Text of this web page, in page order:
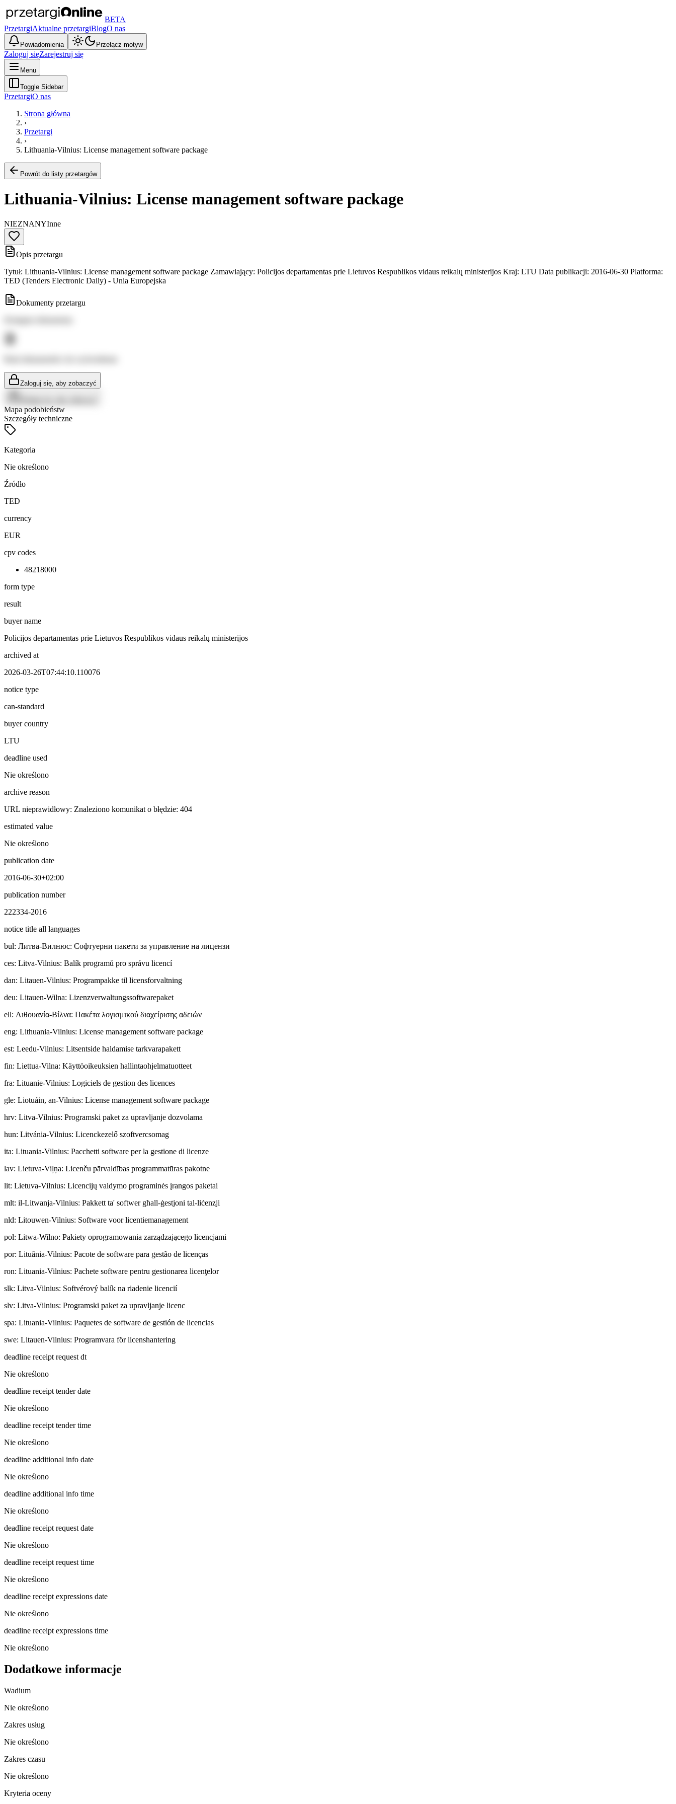
BETA
PrzetargiAktualne przetargiBlogO nas
Powiadomienia Przełącz motyw
Zaloguj sięZarejestruj się
Menu
Toggle Sidebar
PrzetargiO nas
Strona główna
›
Przetargi
›
Lithuania-Vilnius: License management software package
Powrót do listy przetargów
Lithuania-Vilnius: License management software package
NIEZNANYInne
Opis przetargu
Tytuł: Lithuania-Vilnius: License management software package Zamawiający: Policijos departamentas prie Lietuvos Respublikos vidaus reikalų ministerijos Kraj: LTU Data publikacji: 2016-06-30 Platforma:
TED (Tenders Electronic Daily) - Unia Europejska
Dokumenty przetargu
Zaloguj się, aby zobaczyć
Mapa podobieństw
Szczegóły techniczne
Kategoria
Nie określono
Źródło
TED
currency
EUR
cpv codes
48218000
form type
result
buyer name
Policijos departamentas prie Lietuvos Respublikos vidaus reikalų ministerijos
archived at
2026-03-26T07:44:10.110076
notice type
can-standard
buyer country
LTU
deadline used
Nie określono
archive reason
URL nieprawidłowy: Znaleziono komunikat o błędzie: 404
estimated value
Nie określono
publication date
2016-06-30+02:00
publication number
222334-2016
notice title all languages
bul: Литвa-Вилнюс: Софтуерни пакети за управление на лицензи
ces: Litva-Vilnius: Balík programů pro správu licencí
dan: Litauen-Vilnius: Programpakke til licensforvaltning
deu: Litauen-Wilna: Lizenzverwaltungssoftwarepaket
ell: Λιθουανία-Βίλνα: Πακέτα λογισμικού διαχείρισης αδειών
eng: Lithuania-Vilnius: License management software package
est: Leedu-Vilnius: Litsentside haldamise tarkvarapakett
fin: Liettua-Vilna: Käyttöoikeuksien hallintaohjelmatuotteet
fra: Lituanie-Vilnius: Logiciels de gestion des licences
gle: Liotuáin, an-Vilnius: License management software package
hrv: Litva-Vilnius: Programski paket za upravljanje dozvolama
hun: Litvánia-Vilnius: Licenckezelő szoftvercsomag
ita: Lituania-Vilnius: Pacchetti software per la gestione di licenze
lav: Lietuva-Viļņa: Licenču pārvaldības programmatūras pakotne
lit: Lietuva-Vilnius: Licencijų valdymo programinės įrangos paketai
mlt: il-Litwanja-Vilnius: Pakkett ta' softwer għall-ġestjoni tal-liċenzji
nld: Litouwen-Vilnius: Software voor licentiemanagement
pol: Litwa-Wilno: Pakiety oprogramowania zarządzającego licencjami
por: Lituânia-Vilnius: Pacote de software para gestão de licenças
ron: Lituania-Vilnius: Pachete software pentru gestionarea licenţelor
slk: Litva-Vilnius: Softvérový balík na riadenie licencií
slv: Litva-Vilnius: Programski paket za upravljanje licenc
spa: Lituania-Vilnius: Paquetes de software de gestión de licencias
swe: Litauen-Vilnius: Programvara för licenshantering
deadline receipt request dt
Nie określono
deadline receipt tender date
Nie określono
deadline receipt tender time
Nie określono
deadline additional info date
Nie określono
deadline additional info time
Nie określono
deadline receipt request date
Nie określono
deadline receipt request time
Nie określono
deadline receipt expressions date
Nie określono
deadline receipt expressions time
Nie określono
Dodatkowe informacje
Wadium
Nie określono
Zakres usług
Nie określono
Zakres czasu
Nie określono
Kryteria oceny